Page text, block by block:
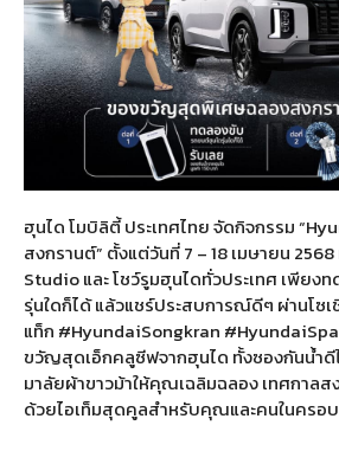
ฮุนได โมบิลิตี้ ประเทศไทย จัดกิจกรรม
สงกรานต์” ตั้งแต่วันที่ 7 – 18 เมษายน 2568
Studio และ โชว์รูมฮุนไดทั่วประเทศ เพีย
รุ่นใดก็ได้ แล้วแชร์ประสบการณ์ดีๆ ผ่านโ
แท็ก #HyundaiSongkran
ขวัญสุดเอ็กคลูซีฟจากฮุนได ทั้งซองกันน้ำ
มาลัยผ้าขาวม้าให้คุณเฉลิมฉลอง เทศกาล
ด้วยไอเท็มสุดคูลสำหรับคุณและคนในครอ